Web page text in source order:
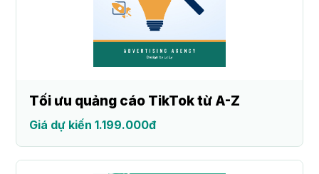
Tối ưu quảng cáo TikTok từ A-Z
Giá dự kiến 1.199.000đ